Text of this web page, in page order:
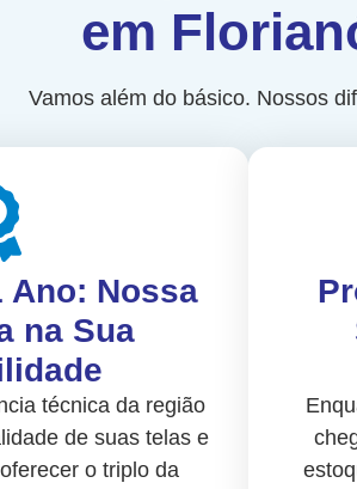
em
Vamos além do básico. Nossos
Ano: Nossa
na Sua
técnica da região
de suas telas e
o triplo da